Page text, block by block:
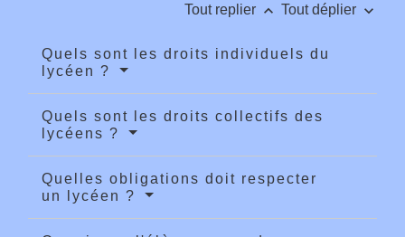
Tout replier keyboard_arrow_up Tout déplier keyboard_arrow_down
Quels sont les droits individuels du
lycéen ?
Quels sont les droits collectifs des
lycéens ?
Quelles obligations doit respecter
un lycéen ?